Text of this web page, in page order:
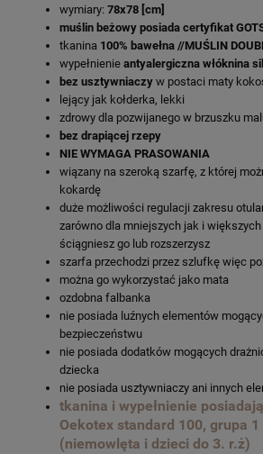
wymiary: 78x78 [cm]
muślin beżowy posiada certyfikat
tkanina 100% bawełna //MUŚLIN
wypełnienie antyalergiczna włóknina
bez usztywniaczy w postaci maty
lejący jak kołderka, lekki
zdrowy dla pozwijanego w brzuszku
bez drapiącej rzepy
NIE WYMAGA PRASOWANIA
wiązany na szeroką szarfę, z której
kokardę
duże możliwości regulacji zakresu
zarówno dla mniejszych jak i większych
ściągniesz go lub rozszerzysz
szarfa przechodzi przez szlufkę więc
można go wykorzystać jako mata
ozdobna falbanka
nie posiada luźnych elementów
bezpieczeństwu
nie posiada dodatków mogących
dziecka
nie posiada usztywniaczy ani innych
tkanina i wypełnienie
Oekotex standard 100, grupa 1
(niemowlęta i dzieci do 3. r.ż)